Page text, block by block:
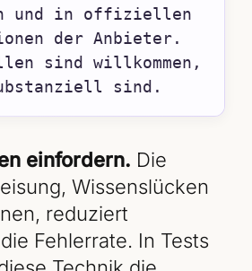
und in offiziellen
der Anbieter.
sind willkommen,
sind.
einfordern. Die
Wissenslücken
reduziert
Fehlerrate. In Tests